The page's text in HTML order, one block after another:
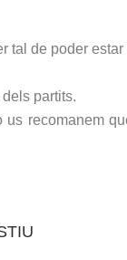
tal de poder
partits.
us recomanem